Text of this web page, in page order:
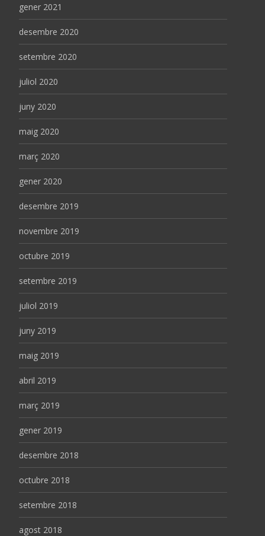
gener 2021
desembre 2020
setembre 2020
juliol 2020
juny 2020
maig 2020
març 2020
gener 2020
desembre 2019
novembre 2019
octubre 2019
setembre 2019
juliol 2019
juny 2019
maig 2019
abril 2019
març 2019
gener 2019
desembre 2018
octubre 2018
setembre 2018
agost 2018